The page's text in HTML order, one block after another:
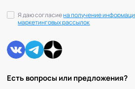
Есть вопросы или предложения?
Я даю согласиена получение
маркетинговых рассылок